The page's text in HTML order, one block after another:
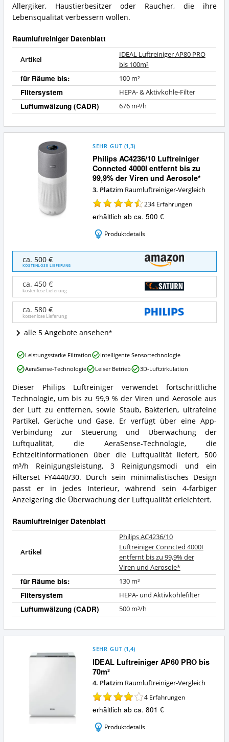
Allergiker, Haustierbesitzer oder Raucher, die ihre
Lebensqualität verbessern wollen.
Raumluftreiniger Datenblatt
Artikel
IDEAL Luftreiniger AP80 PRO
bis 100m²
für Räume bis: 100 m²
Filtersystem HEPA- & Aktivkohle-Filter
Luftumwälzung (CADR) 676 m³/h
Philips AC4236/10 Luftreiniger
Conncted 4000I entfernt bis zu
99,9% der Viren und Aerosole*
SEHR GUT (1,3)
3. Platzim Raumluftreiniger-Vergleich
234 Erfahrungen
erhältlich ab ca. 500 €
Produktdetails
Philips
AC4236/10
Luftreiniger
Conncted
4000I
entfernt
99,9%
der
und
Aerosole*
Angebote:
Wo
ist
dieser
Raumluftreiniger
erhältlich?
ca. 500 €
KOSTENLOSE LIEFERUNG
ca. 450 €
kostenlose Lieferung
ca. 580 €
kostenlose Lieferung
alle 5 Angebote ansehen
Philips
AC4236/10
Luftreiniger
Conncted
4000I
entfernt
bis
zu
99,9%
der
Viren
und
Aerosole*
Was
bietet
Raumluftreiniger?
Dieser Philips Luftreiniger verwendet fortschrittliche
Technologie, um bis zu 99,9 % der Viren und Aerosole aus
der Luft zu entfernen, sowie Staub, Bakterien, ultrafeine
Partikel, Gerüche und Gase. Er verfügt über eine App-
Verbindung zur Steuerung und Überwachung der
Luftqualität, die AeraSense-Technologie, die
Echtzeitinformationen über die Luftqualität liefert, 500
m³/h Reinigungsleistung, 3 Reinigungsmodi und ein
Filterset FY4440/30. Durch sein minimalistisches Design
passt er in jedes Interieur, während sein 4-farbiger
Anzeigering die Überwachung der Luftqualität erleichtert.
Raumluftreiniger Datenblatt
Artikel
Philips AC4236/10
Luftreiniger Conncted 4000I
entfernt bis zu 99,9% der
Viren und Aerosole*
für Räume bis: 130 m²
Filtersystem HEPA- und Aktivkohlefilter
Luftumwälzung (CADR) 500 m³/h
Philips
AC4236/10
Luftreiniger
4000I
entfernt
bis
zu
99,9%
der
Viren
und
Aerosole*
Vorteile:
Was
spricht
für
Raumluftreiniger?
Leistungsstarke Filtration
Intelligente Sensortechnologie
AeraSense-Technologie
Leiser Betrieb 3D-Luftzirkulation
IDEAL Luftreiniger AP60 PRO bis
70m²
SEHR GUT (1,4)
4. Platzim Raumluftreiniger-Vergleich
4 Erfahrungen
erhältlich ab ca. 801 €
Produktdetails